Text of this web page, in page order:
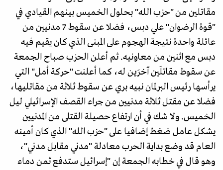
مقاتلين من "حزب الله" بحلول الخميس بينهم القيادي في
"قوة الرضوان" علي دبس، فضلا عن سقوط 7 مدنيين من
عائلة واحدة نتيجة الهجوم على المبنى الذي كان يقيم فيه
دبس مع اثنين من معاونيه. ثم أعلن الحزب صباح الجمعة
عن سقوط مقاتلَين آخرَين له، كما أعلنت "حركة أمل" التي
يرأسها رئيس البرلمان نبيه بري عن سقوط ثلاثة من مقاتليها،
فضلا عن مقتل ثلاثة مدنيين من جراء القصف الإسرائيلي ليل
الخميس. ولا شك في أن ارتفاع حصيلة القتلى من المدنيين
يشكل عامل ضغط إضافيا على "حزب الله" الذي كان أمينه
العام قد وضع بداية الحرب معادلة "مدني مقابل مدني"،
وهو قال في خطابه الجمعة إن "إسرائيل ستدفع ثمن دماء